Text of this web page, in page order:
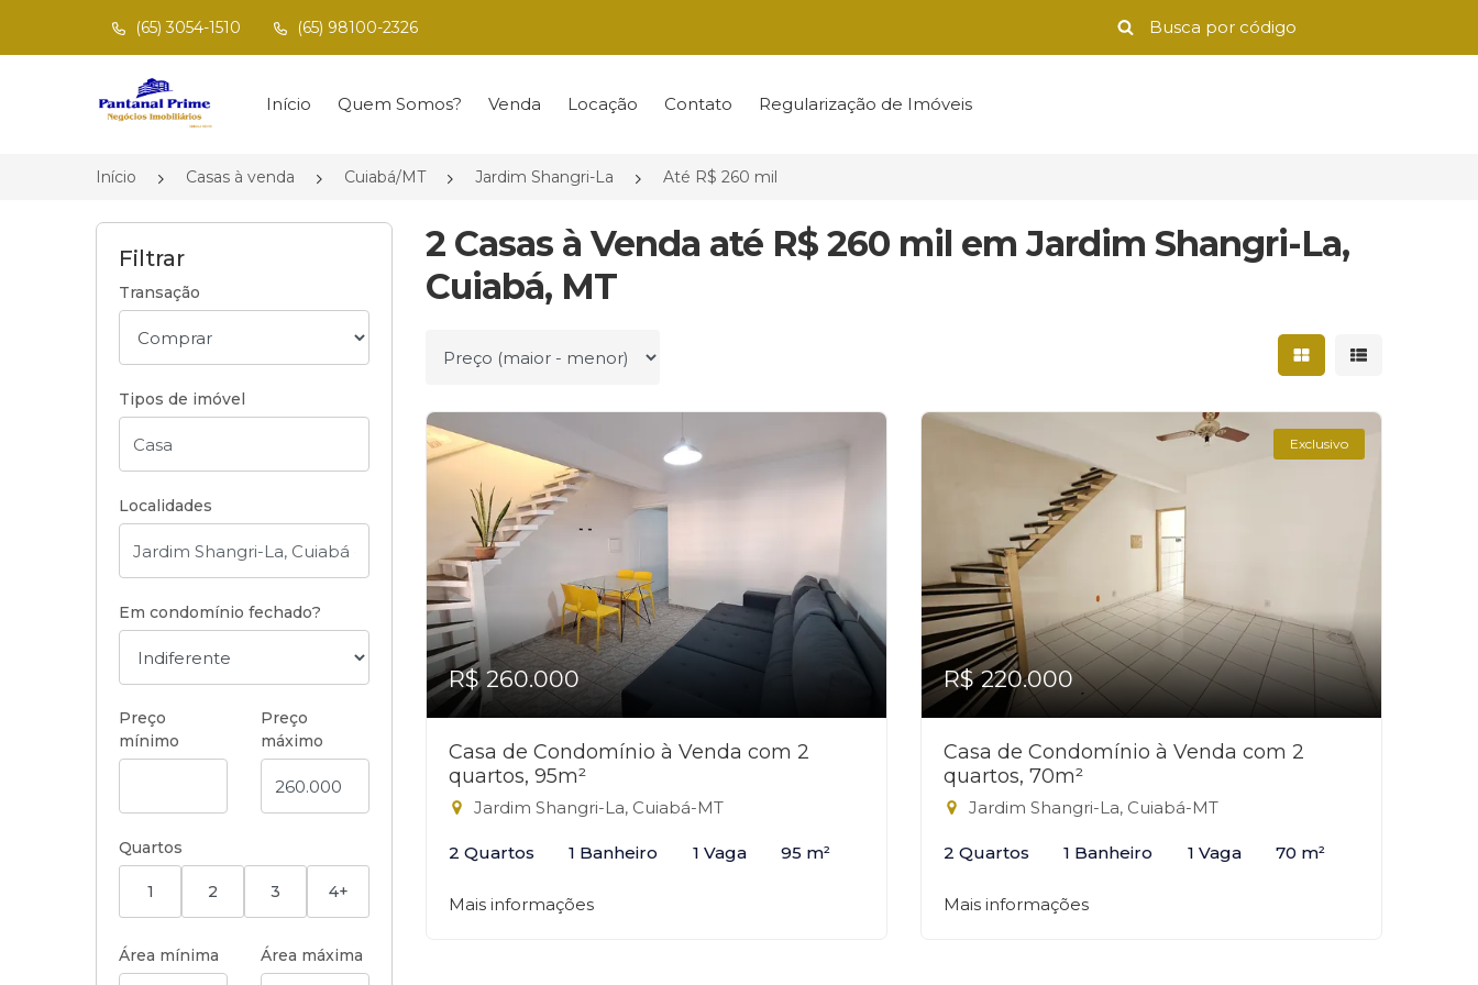
(65) 3054-1510 (65) 98100-2326
Página inicial
Início Quem Somos? Venda Locação Contato Regularização de Imóveis
Início Casas à venda Cuiabá/MT Jardim Shangri-La Até R$ 260 mil
Filtrar
Transação
Tipos de imóvel
Localidades
Em condomínio fechado?
Preço
mínimo
Preço
máximo
Quartos
1 2 3 4+
Área mínima Área máxima
2 Casas à Venda até R$ 260 mil em Jardim Shangri-La,
Cuiabá, MT
Ordenar por Mostrar resultados
Mostrar
R$ 260.000
Casa de Condomínio à Venda com 2
quartos, 95m²
Jardim Shangri-La, Cuiabá-MT
2 Quartos 1 Banheiro 1 Vaga 95 m²
Mais informações
Exclusivo
R$ 220.000
Casa de Condomínio à Venda com 2
quartos, 70m²
Jardim Shangri-La, Cuiabá-MT
2 Quartos 1 Banheiro 1 Vaga 70 m²
Mais informações